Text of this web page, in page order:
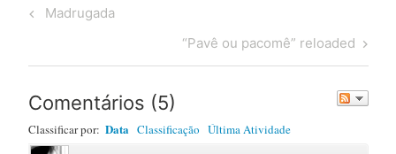
Post
Previous
Madrugada
Next
Post
“Pavê ou pacomê” reloaded
Comentários (5)
Classificar por: Data Classificação Última Atividade